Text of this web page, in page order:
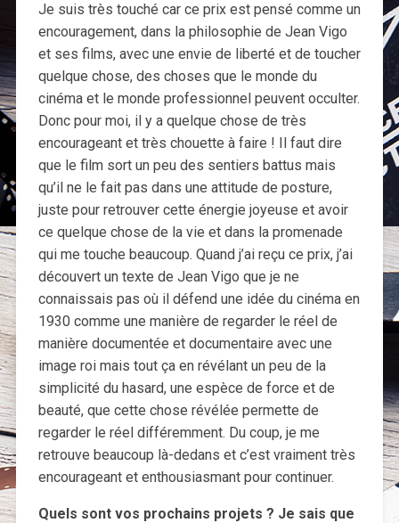
Je suis très touché car ce prix est pensé comme un
encouragement, dans la philosophie de Jean Vigo
et ses films, avec une envie de liberté et de toucher
quelque chose, des choses que le monde du
cinéma et le monde professionnel peuvent occulter.
Donc pour moi, il y a quelque chose de très
encourageant et très chouette à faire ! Il faut dire
que le film sort un peu des sentiers battus mais
qu’il ne le fait pas dans une attitude de posture,
juste pour retrouver cette énergie joyeuse et avoir
ce quelque chose de la vie et dans la promenade
qui me touche beaucoup. Quand j’ai reçu ce prix, j’ai
découvert un texte de Jean Vigo que je ne
connaissais pas où il défend une idée du cinéma en
1930 comme une manière de regarder le réel de
manière documentée et documentaire avec une
image roi mais tout ça en révélant un peu de la
simplicité du hasard, une espèce de force et de
beauté, que cette chose révélée permette de
regarder le réel différemment. Du coup, je me
retrouve beaucoup là-dedans et c’est vraiment très
encourageant et enthousiasmant pour continuer.
Quels sont vos prochains projets ? Je sais que